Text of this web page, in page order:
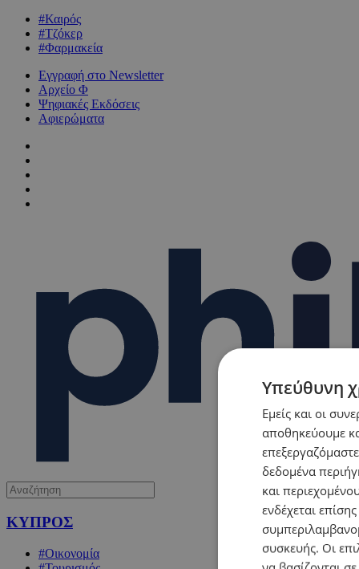
#Καιρός
#Τζόκερ
#Φαρμακεία
Εγγραφή στο Newsletter
Αρχείο Φ
Ψηφιακές Εκδόσεις
Αφιερώματα
ΚΥΠΡΟΣ
#Οικονομία
Υπεύθυνη
Εμείς και οι
αποθηκεύουμε
δεδομένα
και
ενδέχεται
συσκευής. Οι